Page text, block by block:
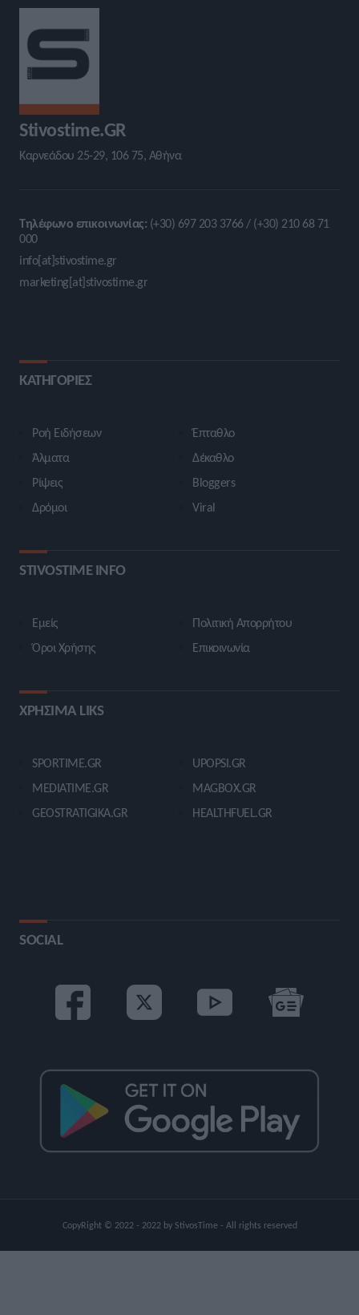
Stivostime.GR
Καρνεάδου 25-29, 106 75, Αθήνα
Τηλέφωνο επικοινωνίας: (+30) 697 203 3766 / (+30) 210 68 71
000
info[at]stivostime.gr
marketing[at]stivostime.gr
ΚΑΤΗΓΟΡΙΕΣ
Ροή Ειδήσεων
Άλματα
Ρίψεις
Δρόμοι
Έπταθλο
Δέκαθλο
Bloggers
Viral
STIVOSTIME INFO
Εμείς
Όροι Χρήσης
Πολιτική Απορρήτου
Επικοινωνία
ΧΡΗΣΙΜΑ LIKS
SPORTIME.GR
MEDIATIME.GR
GEOSTRATIGIKA.GR
UPOPSI.GR
MAGBOX.GR
HEALTHFUEL.GR
SOCIAL
CopyRight © 2022 - 2022 by StivosTime - All rights reserved